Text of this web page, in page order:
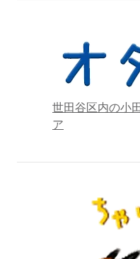
世田谷区内の小
ア